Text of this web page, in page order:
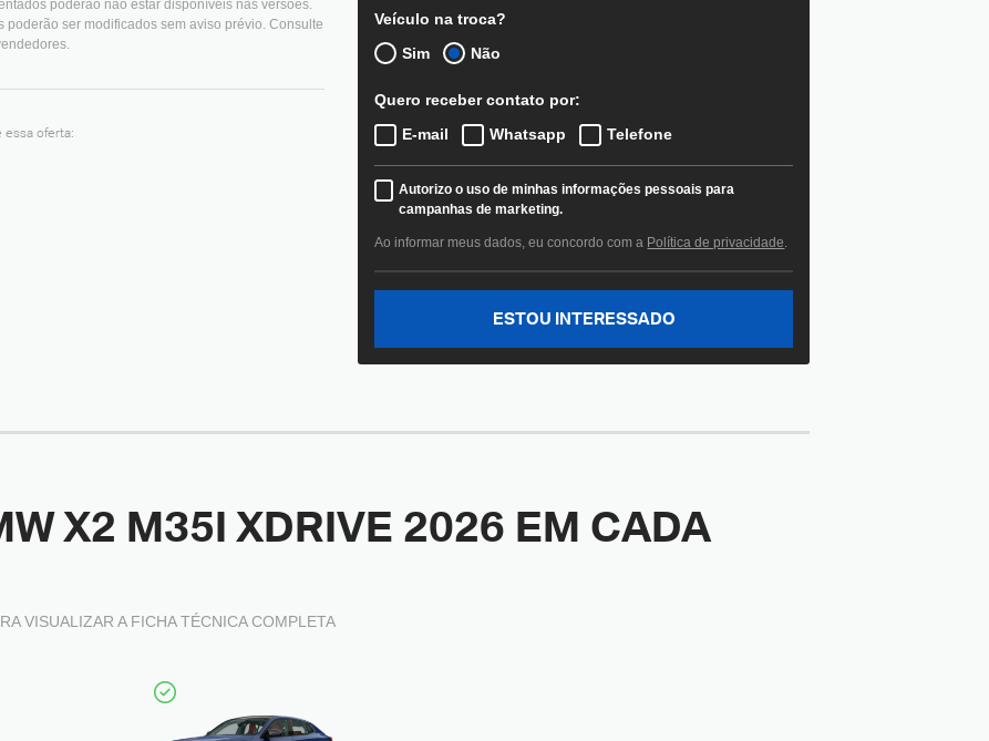
poderão não estar disponíveis nas versões.
poderão ser modificados sem aviso prévio. Consulte
essa oferta:
Veículo na troca?
Sim
Não
Quero receber contato por:
E-mail
Whatsapp Telefone
Autorizo o uso de minhas informações pessoais para
campanhas de marketing.
Ao informar meus dados, eu concordo com a Política de privacidade.
ESTOU INTERESSADO
X2 M35I XDRIVE 2026 EM CADA
VISUALIZAR A FICHA TÉCNICA COMPLETA